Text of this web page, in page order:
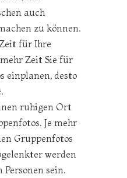
auch
zu können.
für Ihre
Zeit Sie für
einplanen, desto
ruhigen Ort
Je mehr
Gruppenfotos
werden
sein.